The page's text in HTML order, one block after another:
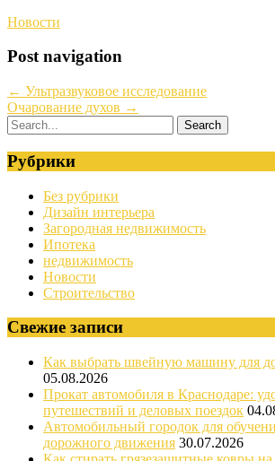
Новости
Post navigation
← Ультразвуковое исследование
Очарование духов →
Рубрики
Без рубрики
Дизайн интерьера
Загородная недвижимость
Ипотека
недвижимость
Новости
Строительство
Свежие записи
Как выбрать швейную машину для
05.08.2026
Прокат автомобиля в Краснодаре:
путешествий и деловых поездок
Автомобильный городок для
дорожного движения 30.07.2026